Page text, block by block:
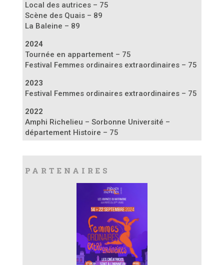
Local des autrices – 75
Scène des Quais – 89
La Baleine – 89
2024
Tournée en appartement – 75
Festival Femmes ordinaires extraordinaires – 75
2023
Festival Femmes ordinaires extraordinaires – 75
2022
Amphi Richelieu – Sorbonne Université –
département Histoire – 75
PARTENAIRES